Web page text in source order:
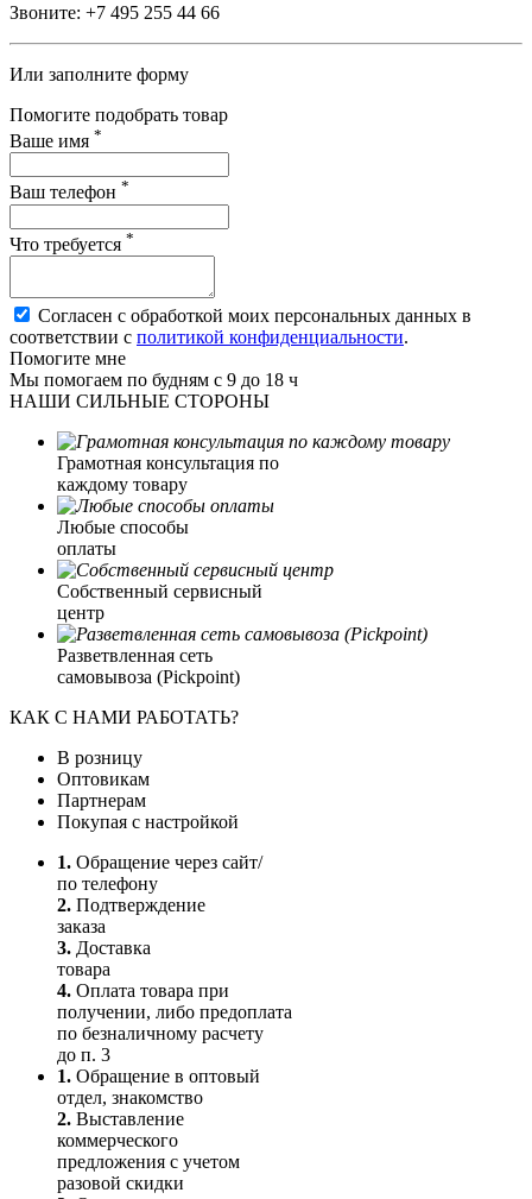
Звоните: +7 495 255 44 66
Или заполните форму
Помогите подобрать товар
Ваше имя *
Ваш телефон *
Что требуется *
Согласен с обработкой моих персональных данных в
соответствии с политикой конфиденциальности.
Помогите мне
Мы помогаем по будням с 9 до 18 ч
НАШИ СИЛЬНЫЕ СТОРОНЫ
Грамотная консультация по
каждому товару
Любые способы
оплаты
Собственный сервисный
центр
Разветвленная сеть
самовывоза (Pickpoint)
КАК С НАМИ РАБОТАТЬ?
В розницу
Оптовикам
Партнерам
Покупая с настройкой
1. Обращение через сайт/
по телефону
2. Подтверждение
заказа
3. Доставка
товара
4. Оплата товара при
получении, либо предоплата
по безналичному расчету
до п. 3
1. Обращение в оптовый
отдел, знакомство
2. Выставление
коммерческого
предложения с учетом
разовой скидки